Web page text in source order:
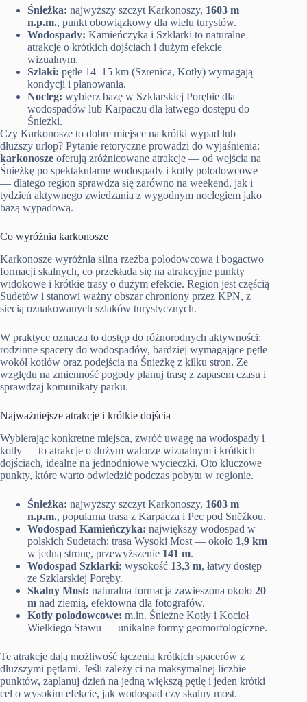
Śnieżka: najwyższy szczyt Karkonoszy, 1603 m
n.p.m., punkt obowiązkowy dla wielu turystów.
Wodospady: Kamieńczyka i Szklarki to naturalne
atrakcje o krótkich dojściach i dużym efekcie
wizualnym.
Szlaki: pętle 14–15 km (Szrenica, Kotły) wymagają
kondycji i planowania.
Nocleg: wybierz bazę w Szklarskiej Porębie dla
wodospadów lub Karpaczu dla łatwego dostępu do
Śnieżki.
Czy Karkonosze to dobre miejsce na krótki wypad lub
dłuższy urlop? Pytanie retoryczne prowadzi do wyjaśnienia:
karkonosze oferują zróżnicowane atrakcje — od wejścia na
Śnieżkę po spektakularne wodospady i kotły polodowcowe
— dlatego region sprawdza się zarówno na weekend, jak i
tydzień aktywnego zwiedzania z wygodnym noclegiem jako
bazą wypadową.
Co wyróżnia karkonosze
Karkonosze wyróżnia silna rzeźba polodowcowa i bogactwo
formacji skalnych, co przekłada się na atrakcyjne punkty
widokowe i krótkie trasy o dużym efekcie. Region jest częścią
Sudetów i stanowi ważny obszar chroniony przez KPN, z
siecią oznakowanych szlaków turystycznych.
W praktyce oznacza to dostęp do różnorodnych aktywności:
rodzinne spacery do wodospadów, bardziej wymagające pętle
wokół kotłów oraz podejścia na Śnieżkę z kilku stron. Ze
względu na zmienność pogody planuj trasę z zapasem czasu i
sprawdzaj komunikaty parku.
Najważniejsze atrakcje i krótkie dojścia
Wybierając konkretne miejsca, zwróć uwagę na wodospady i
kotły — to atrakcje o dużym walorze wizualnym i krótkich
dojściach, idealne na jednodniowe wycieczki. Oto kluczowe
punkty, które warto odwiedzić podczas pobytu w regionie.
Śnieżka: najwyższy szczyt Karkonoszy, 1603 m
n.p.m., popularna trasa z Karpacza i Pec pod Sněžkou.
Wodospad Kamieńczyka: największy wodospad w
polskich Sudetach; trasa Wysoki Most — około 1,9 km
w jedną stronę, przewyższenie 141 m.
Wodospad Szklarki: wysokość 13,3 m, łatwy dostęp
ze Szklarskiej Poręby.
Skalny Most: naturalna formacja zawieszona około 20
m nad ziemią, efektowna dla fotografów.
Kotły polodowcowe: m.in. Śnieżne Kotły i Kocioł
Wielkiego Stawu — unikalne formy geomorfologiczne.
Te atrakcje dają możliwość łączenia krótkich spacerów z
dłuższymi pętlami. Jeśli zależy ci na maksymalnej liczbie
punktów, zaplanuj dzień na jedną większą pętlę i jeden krótki
cel o wysokim efekcie, jak wodospad czy skalny most.